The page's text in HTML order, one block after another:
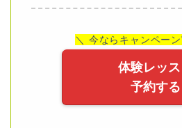
＼ 今ならキャンペー
体験レッ
予約する